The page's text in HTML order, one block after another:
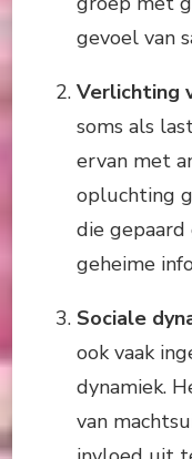
gevoel van
Verlichting
soms als
ervan met
opluchting
die
geheime
Sociale
ook vaak
dynamiek.
van